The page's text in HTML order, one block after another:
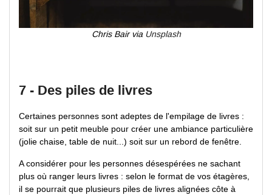
Chris Bair via Unsplash
7 - Des piles de livres
Certaines personnes sont adeptes de l'empilage de livres :
soit sur un petit meuble pour créer une ambiance particulière
(jolie chaise, table de nuit...) soit sur un rebord de fenêtre.
A considérer pour les personnes désespérées ne sachant
plus où ranger leurs livres : selon le format de vos étagères,
il se pourrait que plusieurs piles de livres alignées côte à